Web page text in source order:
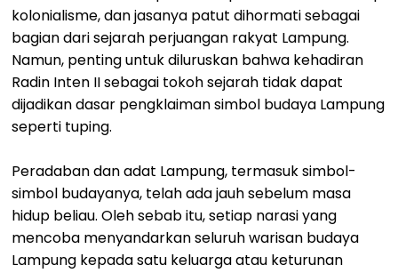
kolonialisme, dan jasanya patut dihormati sebagai
bagian dari sejarah perjuangan rakyat Lampung.
Namun, penting untuk diluruskan bahwa kehadiran
Radin Inten II sebagai tokoh sejarah tidak dapat
dijadikan dasar pengklaiman simbol budaya Lampung
seperti tuping.
Peradaban dan adat Lampung, termasuk simbol-
simbol budayanya, telah ada jauh sebelum masa
hidup beliau. Oleh sebab itu, setiap narasi yang
mencoba menyandarkan seluruh warisan budaya
Lampung kepada satu keluarga atau keturunan